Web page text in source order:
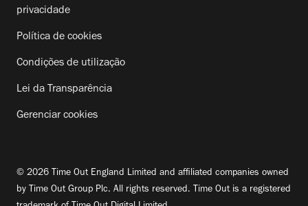
privacidade
Política de cookies
Condições de utilização
Lei da Transparência
Gerenciar cookies
© 2026 Time Out England Limited and affiliated companies owned
by Time Out Group Plc. All rights reserved. Time Out is a registered